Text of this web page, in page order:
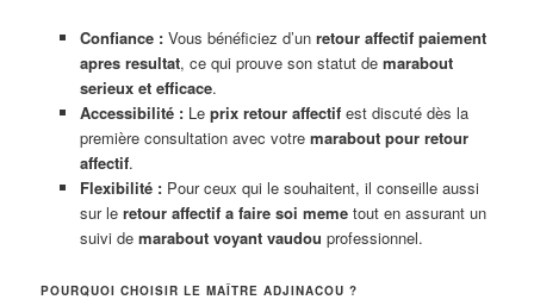
Confiance :Vous bénéficiez d’un retour affectif paiement
apres resultat, ce qui prouve son statut de marabout
serieux et efficace.
Accessibilité :Le prix retour affectifest discuté dès la
première consultation avec votre marabout pour retour
affectif.
Flexibilité :Pour ceux qui le souhaitent, il conseille aussi
sur le retour affectif a faire soi memetout en assurant un
suivi de marabout voyant vaudou professionnel.
POURQUOI CHOISIR LE MAÎTRE ADJINACOU ?